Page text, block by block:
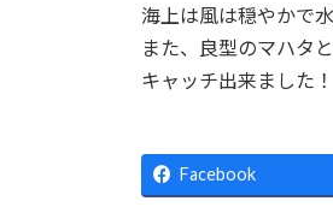
新
日
時
:
海上は風は穏やかで
また、良型のマハタ
キャッチ出来ました！
Facebook